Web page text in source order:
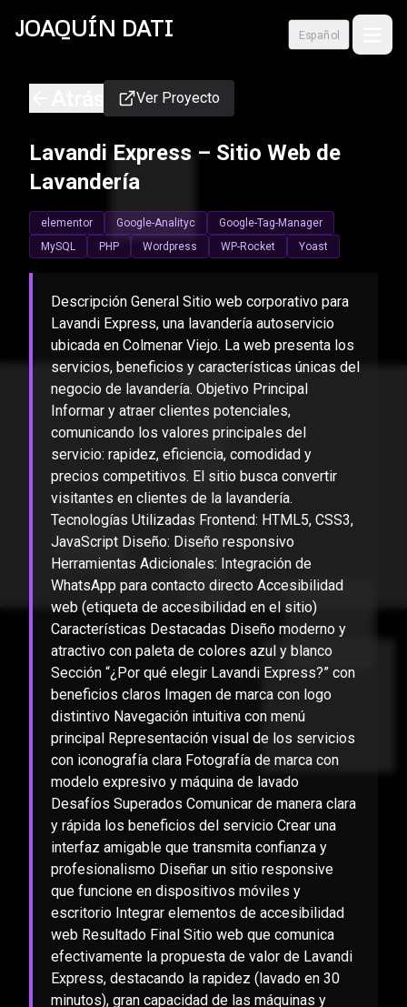
JOAQUÍN DATI Español
Ver Proyecto
Lavandi Express – Sitio Web de
Lavandería
elementor Google-Analityc
Google-Tag-Manager
MySQL
PHP Wordpress WP-Rocket Yoast
Descripción General Sitio web corporativo para
Lavandi Express, una lavandería autoservicio
ubicada en Colmenar Viejo. La web presenta los
servicios, beneficios y características únicas del
negocio de lavandería. Objetivo Principal
Informar y atraer clientes potenciales,
comunicando los valores principales del
servicio: rapidez, eficiencia, comodidad y
precios competitivos. El sitio busca convertir
visitantes en clientes de la lavandería.
Tecnologías Utilizadas Frontend: HTML5, CSS3,
JavaScript Diseño: Diseño responsivo
Herramientas Adicionales: Integración de
WhatsApp para contacto directo Accesibilidad
web (etiqueta de accesibilidad en el sitio)
Características Destacadas Diseño moderno y
atractivo con paleta de colores azul y blanco
Sección “¿Por qué elegir Lavandi Express?” con
beneficios claros Imagen de marca con logo
distintivo Navegación intuitiva con menú
principal Representación visual de los servicios
con iconografía clara Fotografía de marca con
modelo expresivo y máquina de lavado
Desafíos Superados Comunicar de manera clara
y rápida los beneficios del servicio Crear una
interfaz amigable que transmita confianza y
profesionalismo Diseñar un sitio responsive
que funcione en dispositivos móviles y
escritorio Integrar elementos de accesibilidad
web Resultado Final Sitio web que comunica
efectivamente la propuesta de valor de Lavandi
Express, destacando la rapidez (lavado en 30
minutos), gran capacidad de las máquinas y